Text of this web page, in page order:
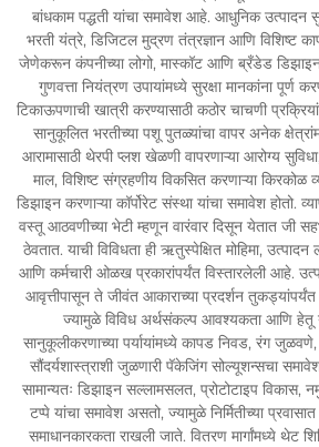
बांधकाम पद्धती यांचा समावेश आहे. आधुनिक उत्पादन
भरती यंत्रे, डिजिटल मुद्रण तंत्रज्ञान आणि विशिष्ट
जेणेकरून कंपनीच्या लोगो, मास्कॉट आणि ब्रँडेड
गुणवत्ता नियंत्रण उपायांमध्ये सुरक्षा मानकांना पूर्ण
टिकाऊपणाची खात्री करण्यासाठी कठोर चाचणी
सानुकूलित भरतीच्या पशू पुतळ्यांचा वापर अनेक
आरामासाठी थेरपी प्लश खेळणी वापरणाऱ्या आरोग्य
माल, विशिष्ट संग्रहणीय विकसित करणाऱ्या किरकोळ
डिझाइन करणाऱ्या कॉर्पोरेट संस्था यांचा समावेश होतो.
वस्तू आठवणीच्या भेटी म्हणून वारंवार दिसून येतात जी
ठेवतात. याची विविधता ही ऋतुस्पेक्षित मोहिमा,
आणि कर्मचारी ओळख प्रकारांपर्यंत विस्तारलेली आहे.
आवृत्तीपासून ते जीवंत आकाराच्या प्रदर्शन
ज्यामुळे विविध अर्थसंकल्प आवश्यकता आणि हेतू
सानुकूलीकरणाच्या पर्यायांमध्ये कापड निवड, रंग
सौंदर्यशास्त्राशी जुळणारी पॅकेजिंग सोल्यूशन्सचा
सामान्यतः डिझाइन सल्लामसलत, प्रोटोटाइप विकास,
टप्पे यांचा समावेश असतो, ज्यामुळे निर्मितीच्या
समाधानकारकता राखली जाते. वितरण मार्गांमध्ये थेट